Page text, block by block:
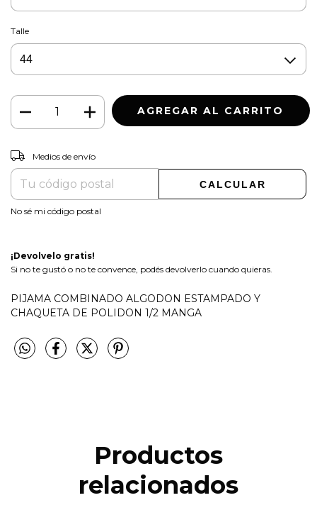
Talle
Entregas para el CP:
Medios de envío
CALCULAR
No sé mi código postal
¡Devolvelo gratis!
Si no te gustó o no te convence, podés devolverlo cuando quieras.
PIJAMA COMBINADO ALGODON ESTAMPADO Y
CHAQUETA DE POLIDON 1/2 MANGA
Productos
relacionados